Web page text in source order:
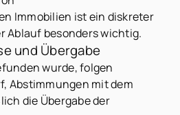
Immobilien ist ein diskreter
Ablauf besonders wichtig.
und Übergabe
wurde, folgen
Abstimmungen mit dem
die Übergabe der